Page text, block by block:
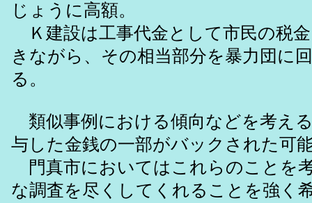
じょうに高額。
Ｋ建設は工事代金として市民の税
きながら、その相当部分を暴力団に
る。
類似事例における傾向などを考え
与した金銭の一部がバックされた可
門真市においてはこれらのことを
な調査を尽くしてくれることを強く